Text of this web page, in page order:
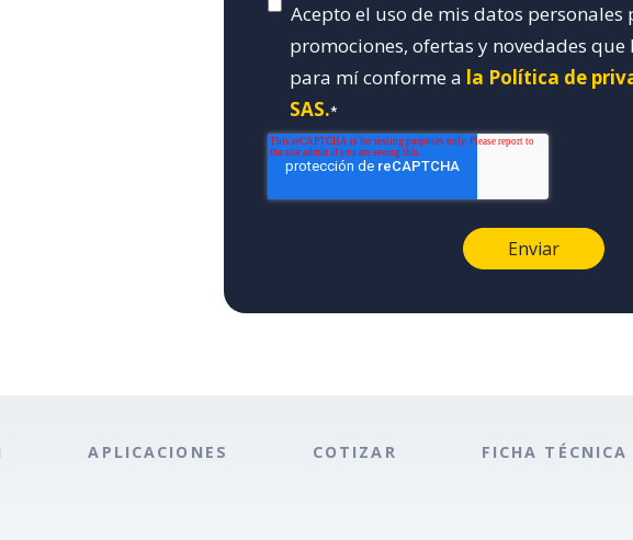
Acepto el uso de mis datos
promociones, ofertas y novedades que
para mí conforme a la Política de
SAS.*
APLICACIONES COTIZAR FICHA TÉCNICA